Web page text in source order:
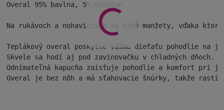
Overal 95% bavlna, 5% elastan
Na rukávoch a nohaviciach sú dlhé manžety, vďaka
Teplákový overal poskytne vášmu dieťaťu pohodlie na
Skvele sa hodí aj pod zavinovačku v chladných dňoch.
Odnímateľná kapucňa zaisťuje pohodlie a komfort pri
Overal je bez nôh a má sťahovacie šnúrky, takže